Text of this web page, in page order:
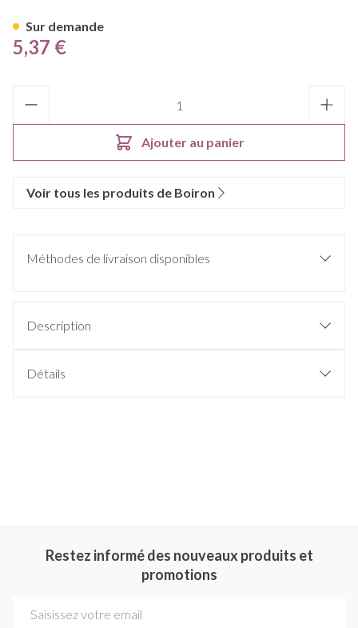
5,37 €
Ajouter au panier
Sur demande
Voir tous les produits de Boiron
Méthodes de livraison disponibles
Description
Détails
Restez informé des nouveaux produits et
promotions